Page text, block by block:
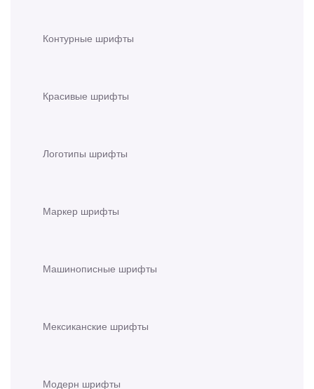
Контурные шрифты
Красивые шрифты
Логотипы шрифты
Маркер шрифты
Машинописные шрифты
Мексиканские шрифты
Модерн шрифты